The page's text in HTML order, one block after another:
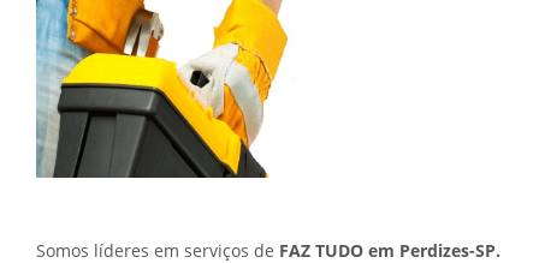
Somos líderes em serviços de FAZ TUDO em Perdizes-SP.